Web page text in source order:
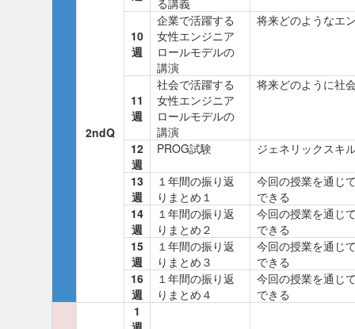
2ndQ
る講義
10
週
企業で活躍する
女性エンジニア
ロールモデルの
講演
将来どのようなエ
11
週
社会で活躍する
女性エンジニア
ロールモデルの
講演
将来どのように社
12
週
PROG試験 ジェネリックスキ
13
週
１年間の振り返
りまとめ１
今回の授業を通じ
できる
14
週
１年間の振り返
りまとめ２
今回の授業を通じ
できる
15
週
１年間の振り返
りまとめ３
今回の授業を通じ
できる
16
週
１年間の振り返
りまとめ４
今回の授業を通じ
できる
1